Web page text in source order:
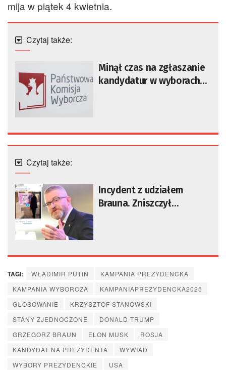
mija w piątek 4 kwietnia.
Czytaj także:
Minął czas na zgłaszanie
kandydatur w wyborach
Czytaj także:
Incydent z udziałem
Brauna. Zniszczył
TAGI: WŁADIMIR PUTIN
KAMPANIA PREZYDENCKA
KAMPANIA WYBORCZA
KAMPANIAPREZYDENCKA2025
GŁOSOWANIE
KRZYSZTOF STANOWSKI
STANY ZJEDNOCZONE
DONALD TRUMP
GRZEGORZ BRAUN
ELON MUSK
ROSJA
KANDYDAT NA PREZYDENTA
WYWIAD
WYBORY PREZYDENCKIE
USA